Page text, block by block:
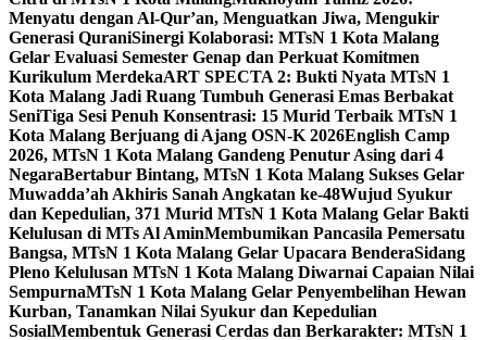
Menyatu dengan Al-Qur’an, Menguatkan Jiwa, Mengukir
Generasi QuraniSinergi Kolaborasi: MTsN 1 Kota Malang
Gelar Evaluasi Semester Genap dan Perkuat Komitmen
Kurikulum MerdekaART SPECTA 2: Bukti Nyata MTsN 1
Kota Malang Jadi Ruang Tumbuh Generasi Emas Berbakat
SeniTiga Sesi Penuh Konsentrasi: 15 Murid Terbaik MTsN 1
Kota Malang Berjuang di Ajang OSN-K 2026English Camp
2026, MTsN 1 Kota Malang Gandeng Penutur Asing dari 4
NegaraBertabur Bintang, MTsN 1 Kota Malang Sukses Gelar
Muwadda’ah Akhiris Sanah Angkatan ke-48Wujud Syukur
dan Kepedulian, 371 Murid MTsN 1 Kota Malang Gelar Bakti
Kelulusan di MTs Al AminMembumikan Pancasila Pemersatu
Bangsa, MTsN 1 Kota Malang Gelar Upacara BenderaSidang
Pleno Kelulusan MTsN 1 Kota Malang Diwarnai Capaian Nilai
SempurnaMTsN 1 Kota Malang Gelar Penyembelihan Hewan
Kurban, Tanamkan Nilai Syukur dan Kepedulian
SosialMembentuk Generasi Cerdas dan Berkarakter: MTsN 1